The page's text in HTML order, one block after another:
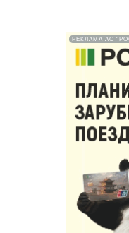
РЕКЛАМА АО